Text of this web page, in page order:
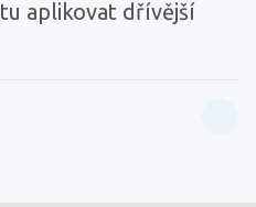
aplikovat dřívější